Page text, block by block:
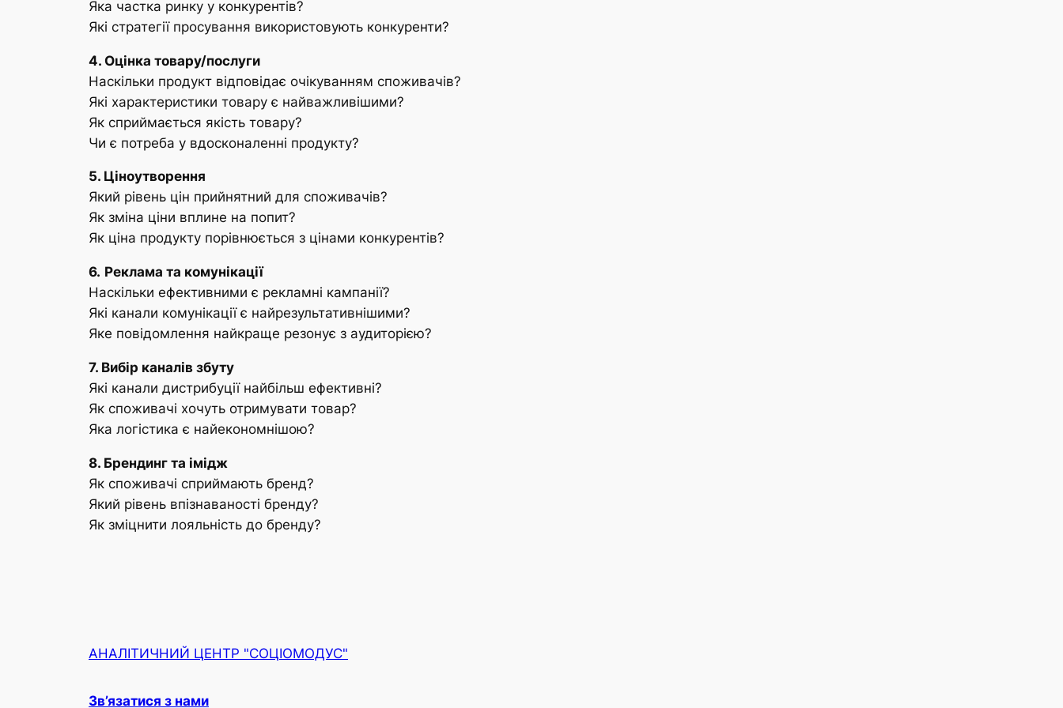
Яка частка ринку у конкурентів?
Які стратегії просування використовують конкуренти?
4. Оцінка товару/послуги
Наскільки продукт відповідає очікуванням споживачів?
Які характеристики товару є найважливішими?
Як сприймається якість товару?
Чи є потреба у вдосконаленні продукту?
5. Ціноутворення
Який рівень цін прийнятний для споживачів?
Як зміна ціни вплине на попит?
Як ціна продукту порівнюється з цінами конкурентів?
6. Реклама та комунікації
Наскільки ефективними є рекламні кампанії?
Які канали комунікації є найрезультативнішими?
Яке повідомлення найкраще резонує з аудиторією?
7. Вибір каналів збуту
Які канали дистрибуції найбільш ефективні?
Як споживачі хочуть отримувати товар?
Яка логістика є найекономнішою?
8. Брендинг та імідж
Як споживачі сприймають бренд?
Який рівень впізнаваності бренду?
Як зміцнити лояльність до бренду?
АНАЛІТИЧНИЙ ЦЕНТР "СОЦІОМОДУС"
Зв’язатися з нами